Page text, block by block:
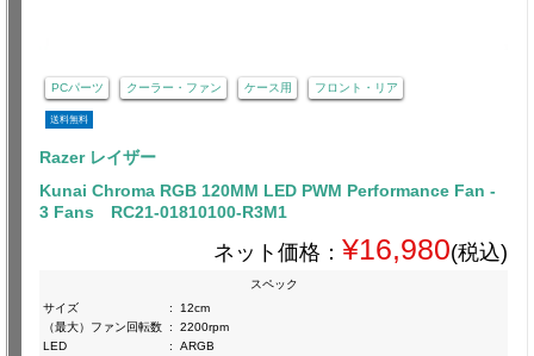
PCパーツ クーラー・ファン ケース用 フロント・リア
送料無料
Razer レイザー
Kunai Chroma RGB 120MM LED PWM Performance Fan -
3 Fans RC21-01810100-R3M1
ネット価格： ¥16,980(税込)
スペック
サイズ
:
12cm
（最大）ファン回転数 :
2200rpm
LED
:
ARGB